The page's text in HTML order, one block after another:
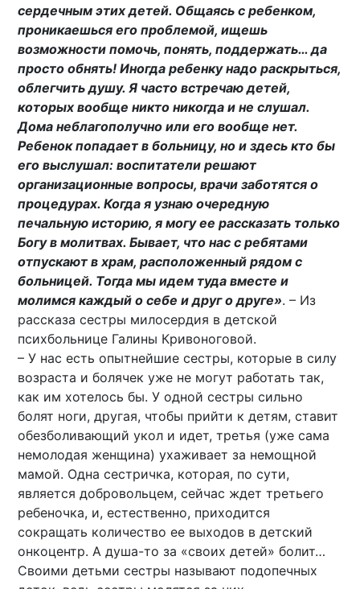
сердечным этих детей. Общаясь с ребенком,
проникаешься его проблемой, ищешь
возможности помочь, понять, поддержать… да
просто обнять! Иногда ребенку надо раскрыться,
облегчить душу. Я часто встречаю детей,
которых вообще никто никогда и не слушал.
Дома неблагополучно или его вообще нет.
Ребенок попадает в больницу, но и здесь кто бы
его выслушал: воспитатели решают
организационные вопросы, врачи заботятся о
процедурах. Когда я узнаю очередную
печальную историю, я могу ее рассказать только
Богу в молитвах. Бывает, что нас с ребятами
отпускают в храм, расположенный рядом с
больницей. Тогда мы идем туда вместе и
молимся каждый о себе и друг о друге». – Из
рассказа сестры милосердия в детской
психбольнице Галины Кривоноговой.
– У нас есть опытнейшие сестры, которые в силу
возраста и болячек уже не могут работать так,
как им хотелось бы. У одной сестры сильно
болят ноги, другая, чтобы прийти к детям, ставит
обезболивающий укол и идет, третья (уже сама
немолодая женщина) ухаживает за немощной
мамой. Одна сестричка, которая, по сути,
является добровольцем, сейчас ждет третьего
ребеночка, и, естественно, приходится
сокращать количество ее выходов в детский
онкоцентр. А душа-то за «своих детей» болит…
Своими детьми сестры называют подопечных